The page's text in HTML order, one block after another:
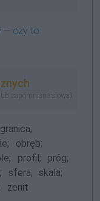
— czy to
zapomniane słowa)
granica;
obręb;
profil;
próg;
sfera;
skala;
zenit